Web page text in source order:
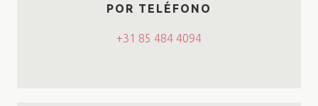
POR TELÉFONO
+31 85 484 4094